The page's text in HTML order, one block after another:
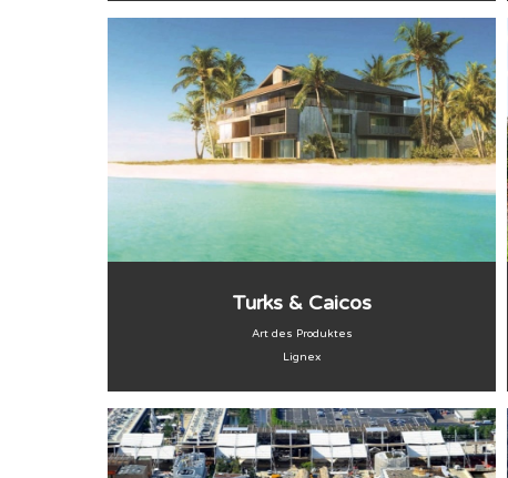
Turks & Caicos
Art des Produktes
Lignex